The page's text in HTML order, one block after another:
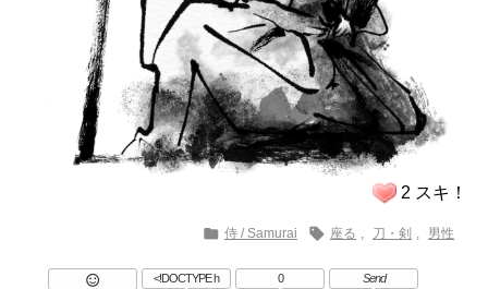
2 スキ！
 侍 / Samurai  座る 刀・剣 男性
 <!DOCTYPE h 0 Send